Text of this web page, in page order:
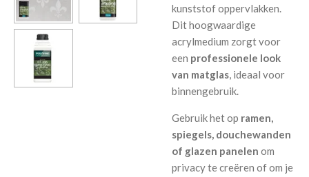
kunststof oppervlakken.
Dit hoogwaardige
acrylmedium zorgt voor
een professionele look
van matglas, ideaal voor
binnengebruik.
Gebruik het op ramen,
spiegels, douchewanden
of glazen panelen om
privacy te creëren of om je